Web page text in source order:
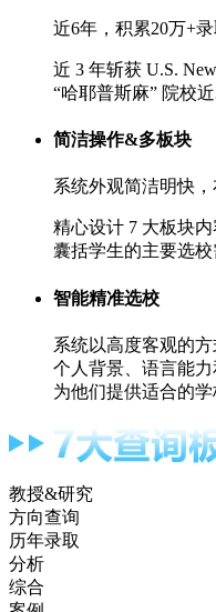
近6年，积累20万+录
近 3 年斩获 U.S.
“哈耶普斯麻” 院校近
简洁操作&多板块
系统外观简洁明快，
精心设计 7 大板块内
囊括学生的主要选校
智能精准选校
系统以高度客观的
个人背景、语言能力
为他们提供适合的学
教授&研究
方向查询
历年录取
分析
综合